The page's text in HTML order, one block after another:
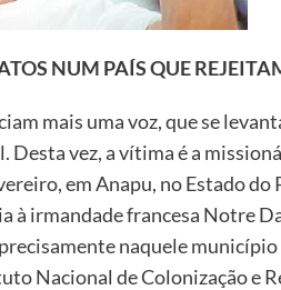
NUM PAÍS QUE
mais uma voz, que se
Desta vez, a vítima é a
em Anapu, no Estado
à irmandade francesa Notre
naquele
Nacional de Colonização e